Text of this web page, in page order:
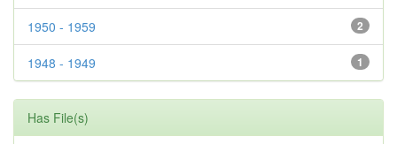
2
1950 - 1959
1
1948 - 1949
Has File(s)